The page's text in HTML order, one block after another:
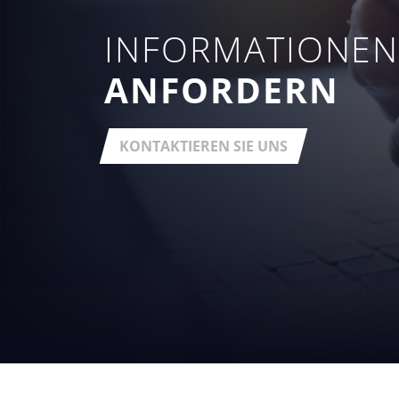
INFORMATIONEN
ANFORDERN
KONTAKTIEREN SIE UNS